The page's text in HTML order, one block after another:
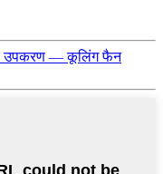
उपकरण — कूलिंग फैन